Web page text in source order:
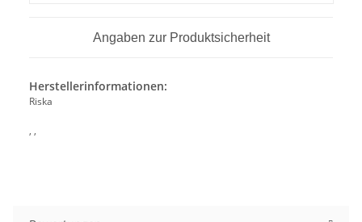
Angaben zur Produktsicherheit
Herstellerinformationen:
Riska
, ,